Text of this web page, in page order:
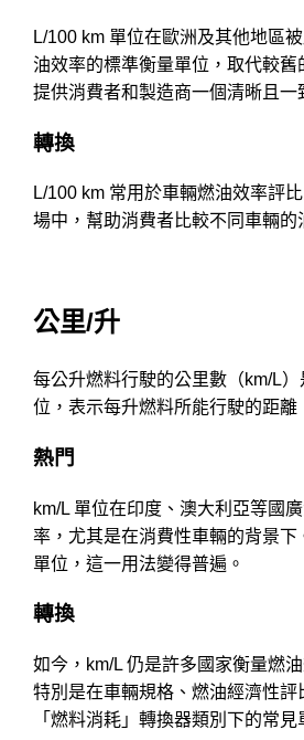
L/100 km 單位在歐洲及其他地區
油效率的標準衡量單位，取代較
提供消費者和製造商一個清晰且一
轉換
L/100 km 常用於車輛燃油效率評
場中，幫助消費者比較不同車輛的
公里/升
每公升燃料行駛的公里數（km/L
位，表示每升燃料所能行駛的距離
熱門
km/L 單位在印度、澳大利亞等國
率，尤其是在消費性車輛的背景下
單位，這一用法變得普遍。
轉換
如今，km/L 仍是許多國家衡量燃
特別是在車輛規格、燃油經濟性
「燃料消耗」轉換器類別下的常見